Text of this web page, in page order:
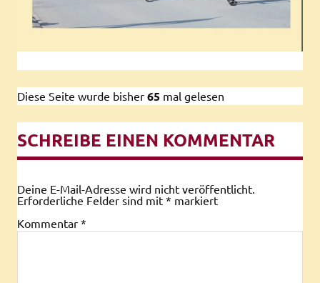
Diese Seite wurde bisher 65 mal gelesen
SCHREIBE EINEN KOMMENTAR
Deine E-Mail-Adresse wird nicht veröffentlicht.
Erforderliche Felder sind mit * markiert
Kommentar *